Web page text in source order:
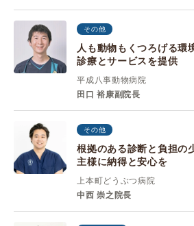
その他
人も動物もくつろげる環
診療とサービスを提供
平成八事動物病院
田口 裕康副院長
その他
根拠のある診断と負担の
主様に納得と安心を
上本町どうぶつ病院
中西 崇之院長